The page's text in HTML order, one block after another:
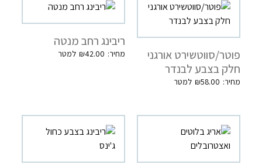
פוטר/סווטשירט אורגני
חלק בצבע לבנדר
₪58.00
ריבינג רחב מנטה
₪42.00